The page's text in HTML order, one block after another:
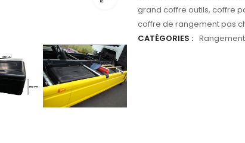
grand coffre outils, coffre
coffre de rangement pas
CATÉGORIES : Rangement